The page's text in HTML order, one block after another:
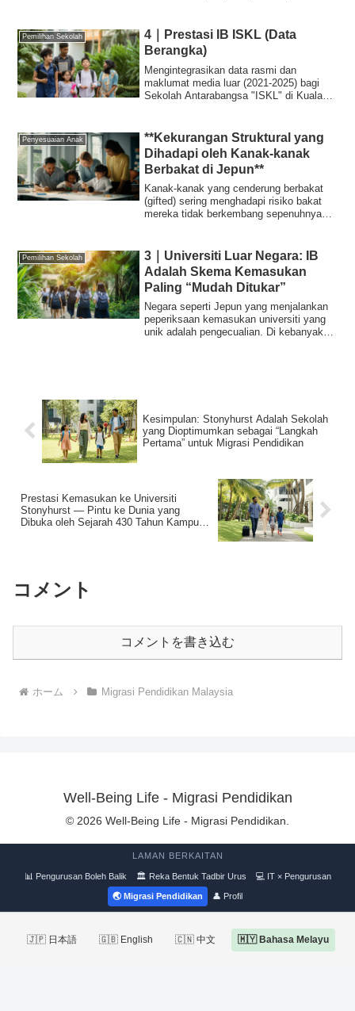
Pemilihan Sekolah
4｜Prestasi IB ISKL (Data
Berangka)
Mengintegrasikan data rasmi dan
maklumat media luar (2021-2025) bagi
Sekolah Antarabangsa "ISKL" di Kuala
Penyesuaian Anak
**Kekurangan Struktural yang
Dihadapi oleh Kanak-kanak
Berbakat di Jepun**
Kanak-kanak yang cenderung berbakat
(gifted) sering menghadapi risiko bakat
mereka tidak berkembang sepenuhnya
Pemilihan Sekolah
3｜Universiti Luar Negara: IB
Adalah Skema Kemasukan
Paling “Mudah Ditukar”
Negara seperti Jepun yang menjalankan
peperiksaan kemasukan universiti yang
unik adalah pengecualian. Di kebanyakan
Kesimpulan: Stonyhurst Adalah Sekolah
yang Dioptimumkan sebagai “Langkah
Pertama” untuk Migrasi Pendidikan
Prestasi Kemasukan ke Universiti
Stonyhurst — Pintu ke Dunia yang
Dibuka oleh Sejarah 430 Tahun Kampus
コメント
コメントを書き込む
ホーム Migrasi Pendidikan Malaysia
Well-Being Life - Migrasi Pendidikan
© 2026 Well-Being Life - Migrasi Pendidikan.
LAMAN BERKAITAN
📊 Pengurusan Boleh Balik 🏛 Reka Bentuk Tadbir Urus 💻 IT × Pengurusan
🌏 Migrasi Pendidikan 👤 Profil
🇯🇵 日本語 🇬🇧 English 🇨🇳 中文 🇲🇾 Bahasa Melayu